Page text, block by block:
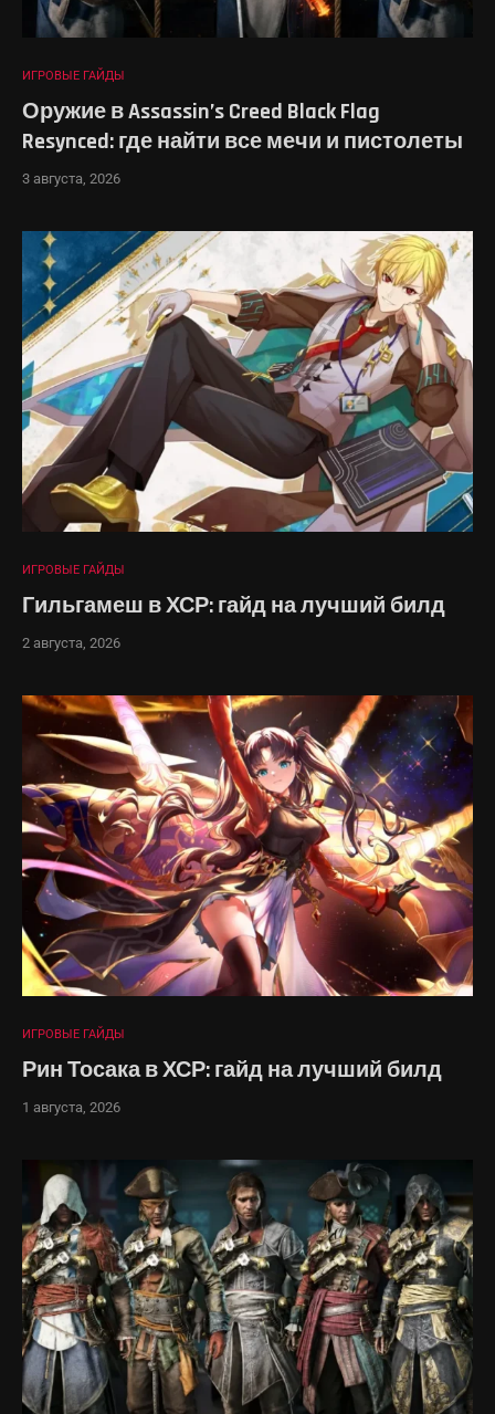
ИГРОВЫЕ ГАЙДЫ
Оружие в Assassin’s Creed Black Flag
Resynced: где найти все мечи и пистолеты
3 августа, 2026
ИГРОВЫЕ ГАЙДЫ
Гильгамеш в ХСР: гайд на лучший билд
2 августа, 2026
ИГРОВЫЕ ГАЙДЫ
Рин Тосака в ХСР: гайд на лучший билд
1 августа, 2026